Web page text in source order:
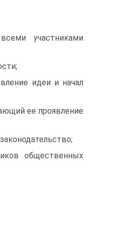
участниками
идеи и начал
ее проявление
общественных